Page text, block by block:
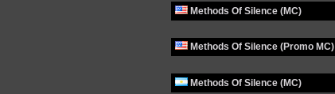
Methods Of Silence (MC)
Methods Of Silence (Promo MC)
Methods Of Silence (MC)